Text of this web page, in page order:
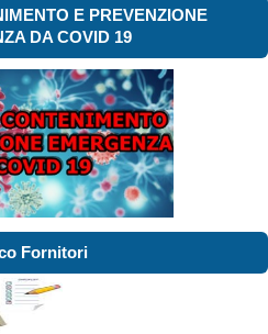
E PREVENZIONE
DA COVID 19
Fornitori